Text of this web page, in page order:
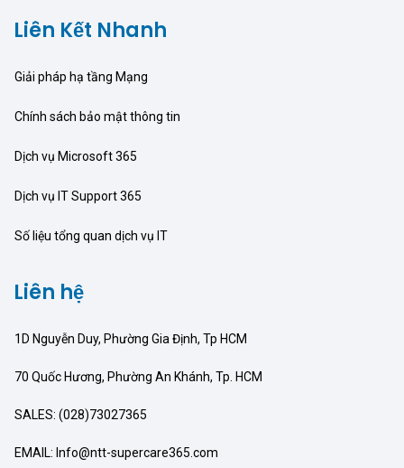
Liên Kết Nhanh
Giải pháp hạ tầng Mạng
Chính sách bảo mật thông tin
Dịch vụ Microsoft 365
Dịch vụ IT Support 365
Số liệu tổng quan dịch vụ IT
Liên hệ
1D Nguyễn Duy, Phường Gia Định, Tp HCM
70 Quốc Hương, Phường An Khánh, Tp. HCM
SALES: (028)73027365
EMAIL: Info@ntt-supercare365.com